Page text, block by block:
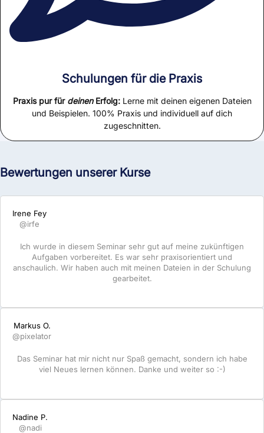
Schulungen für die Praxis
Praxis pur für deinen Erfolg: Lerne mit deinen eigenen Dateien
und Beispielen. 100% Praxis und individuell auf dich
zugeschnitten.
Bewertungen unserer Kurse
Irene Fey
@irfe
Ich wurde in diesem Seminar sehr gut auf meine zukünftigen
Aufgaben vorbereitet. Es war sehr praxisorientiert und
anschaulich. Wir haben auch mit meinen Dateien in der Schulung
gearbeitet.
Markus O.
@pixelator
Das Seminar hat mir nicht nur Spaß gemacht, sondern ich habe
viel Neues lernen können. Danke und weiter so :-)
Nadine P.
@nadi